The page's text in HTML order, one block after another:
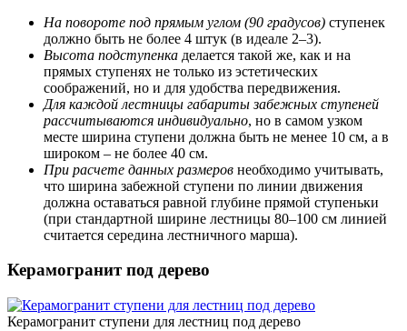
На повороте под прямым углом (90 градусов) ступенек
должно быть не более 4 штук (в идеале 2–3).
Высота подступенка делается такой же, как и на
прямых ступенях не только из эстетических
соображений, но и для удобства передвижения.
Для каждой лестницы габариты забежных ступеней
рассчитываются индивидуально, но в самом узком
месте ширина ступени должна быть не менее 10 см, а в
широком – не более 40 см.
При расчете данных размеров необходимо учитывать,
что ширина забежной ступени по линии движения
должна оставаться равной глубине прямой ступеньки
(при стандартной ширине лестницы 80–100 см линией
считается середина лестничного марша).
Керамогранит под дерево
Керамогранит ступени для лестниц под дерево